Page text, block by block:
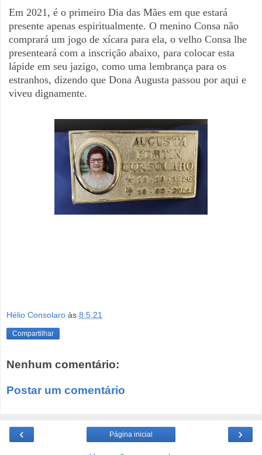
Em 2021, é o primeiro Dia das Mães em que estará
presente apenas espiritualmente. O menino Consa não
comprará um jogo de xícara para ela, o velho Consa lhe
presenteará com a inscrição abaixo, para colocar esta
lápide em seu jazigo, como uma lembrança para os
estranhos, dizendo que Dona Augusta passou por aqui e
viveu dignamente.
Hélio Consolaro às 8.5.21
Compartilhar
Nenhum comentário:
Postar um comentário
‹ ›
Página inicial